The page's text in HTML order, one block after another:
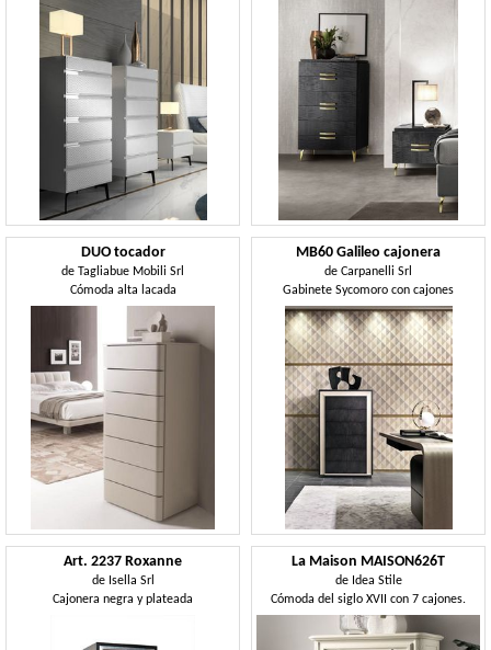
DUO tocador
de Tagliabue Mobili Srl
Cómoda alta lacada
MB60 Galileo cajonera
de Carpanelli Srl
Gabinete Sycomoro con cajones
Art. 2237 Roxanne
de Isella Srl
Cajonera negra y plateada
La Maison MAISON626T
de Idea Stile
Cómoda del siglo XVII con 7 cajones.